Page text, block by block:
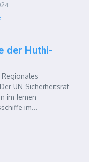
der Huthi-
UN-Sicherheitsrat
im Jemen
im...